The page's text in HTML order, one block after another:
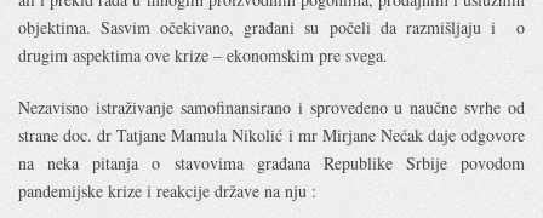
objektima. Sasvim očekivano, građani su počeli da razmišljaju i o
drugim aspektima ove krize – ekonomskim pre svega.
Nezavisno istraživanje samofinansirano i sprovedeno u naučne svrhe od
strane doc. dr Tatjane Mamula Nikolić i mr Mirjane Nećak daje odgovore
na neka pitanja o stavovima građana Republike Srbije povodom
pandemijske krize i reakcije države na nju :